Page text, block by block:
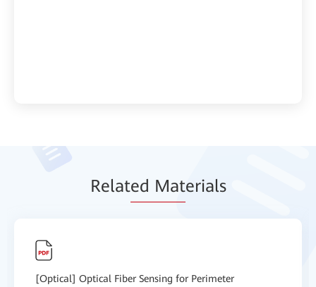
Related Materials
[Optical] Optical Fiber Sensing for Perimeter